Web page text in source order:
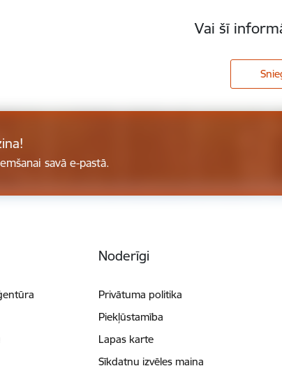
Vai šī
savā e-pastā.
Noderīgi
Privātuma politika
Piekļūstamība
Lapas karte
Sīkdatņu izvēles maiņa